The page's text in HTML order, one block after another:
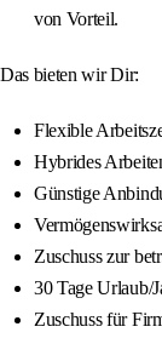
von Vorteil.
Das bieten wir Dir:
Flexible
Hybrides
Günstige
Zuschuss zur
30 Tage Urlaub/
Zuschuss für